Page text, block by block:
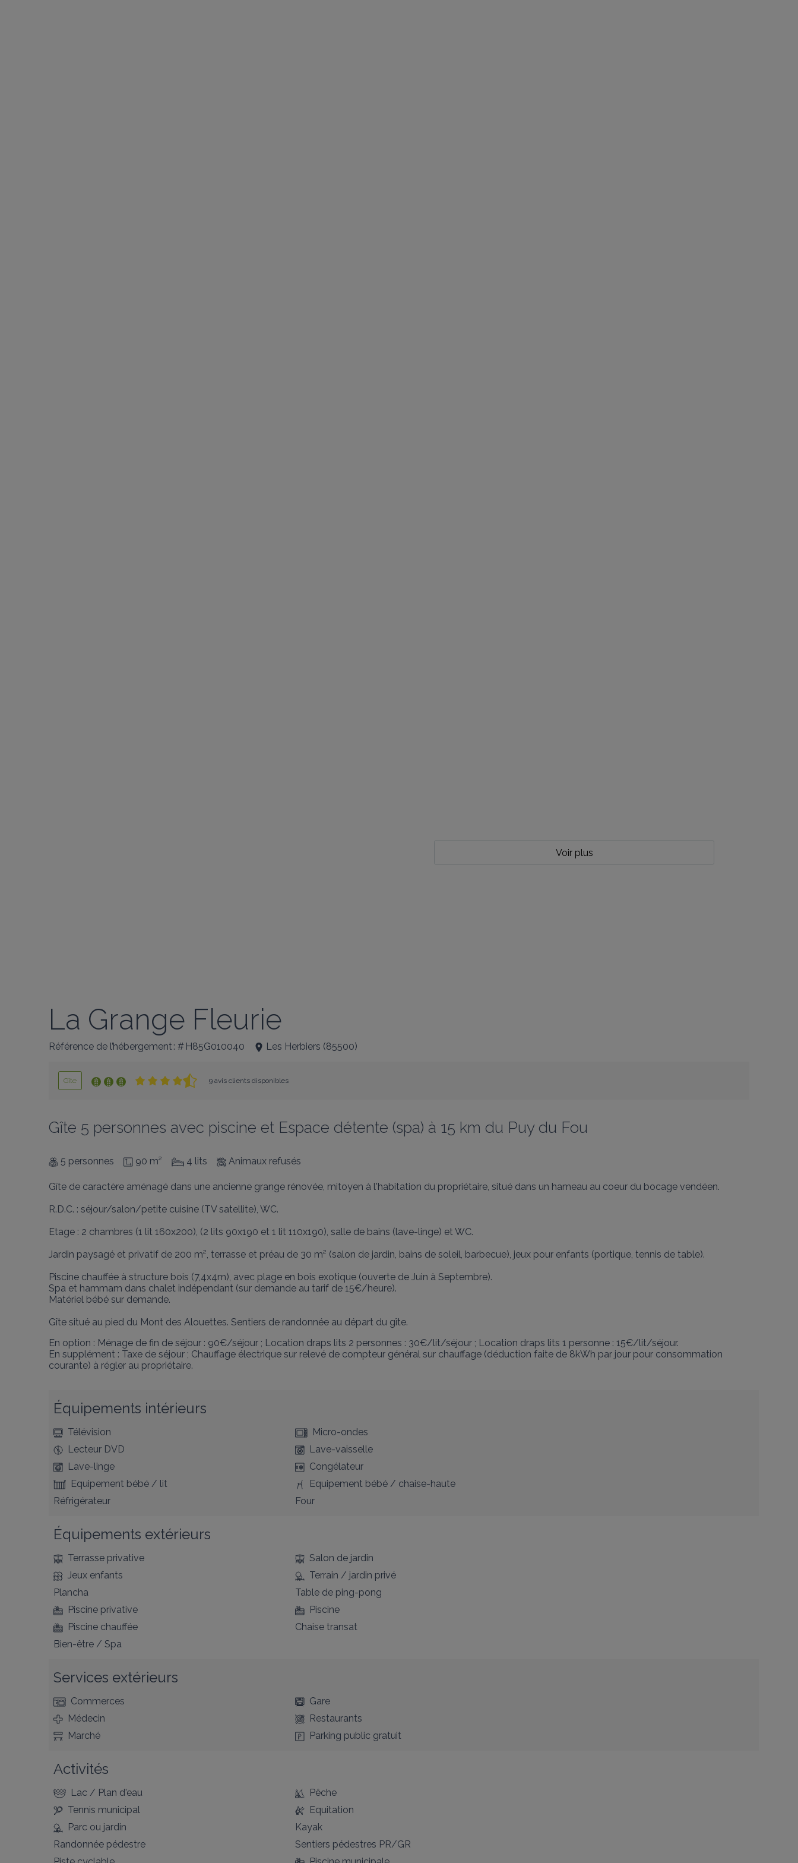
Voir plus
La Grange Fleurie
Référence de l’hébergement : # H85G010040 Les Herbiers (85500)
Gîte 9 avis clients disponibles
Gîte 5 personnes avec piscine et Espace détente (spa) à 15 km du Puy du Fou
5 personnes 90 m² 4 lits Animaux refusés
Gîte de caractère aménagé dans une ancienne grange rénovée, mitoyen à l'habitation du propriétaire, situé dans un hameau au coeur du bocage vendéen.
R.D.C. : séjour/salon/petite cuisine (TV satellite), WC.
Etage : 2 chambres (1 lit 160x200), (2 lits 90x190 et 1 lit 110x190), salle de bains (lave-linge) et WC.
Jardin paysagé et privatif de 200 m², terrasse et préau de 30 m² (salon de jardin, bains de soleil, barbecue), jeux pour enfants (portique, tennis de table).
Piscine chauffée à structure bois (7,4x4m), avec plage en bois exotique (ouverte de Juin à Septembre).
Spa et hammam dans chalet indépendant (sur demande au tarif de 15€/heure).
Matériel bébé sur demande.
Gîte situé au pied du Mont des Alouettes. Sentiers de randonnée au départ du gîte.
En option : Ménage de fin de séjour : 90€/séjour ; Location draps lits 2 personnes : 30€/lit/séjour ; Location draps lits 1 personne : 15€/lit/séjour.
En supplément : Taxe de séjour ; Chauffage électrique sur relevé de compteur général sur chauffage (déduction faite de 8kWh par jour pour consommation
courante) à régler au propriétaire.
Équipements intérieurs
Télévision
Micro-ondes
Lecteur DVD
Lave-vaisselle
Lave-linge
Congélateur
Equipement bébé / lit
Equipement bébé / chaise-haute
Réfrigérateur
Four
Équipements extérieurs
Terrasse privative
Salon de jardin
Jeux enfants
Terrain / jardin privé
Plancha
Table de ping-pong
Piscine privative
Piscine
Piscine chauffée
Chaise transat
Bien-être / Spa
Services extérieurs
Commerces
Gare
Médecin
Restaurants
Marché
Parking public gratuit
Activités
Lac / Plan d'eau
Pêche
Tennis municipal
Equitation
Parc ou jardin
Kayak
Randonnée pédestre
Sentiers pédestres PR/GR